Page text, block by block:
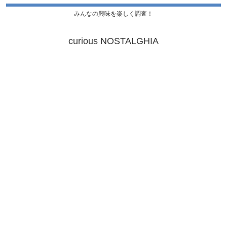
みんなの興味を楽しく調査！
curious NOSTALGHIA